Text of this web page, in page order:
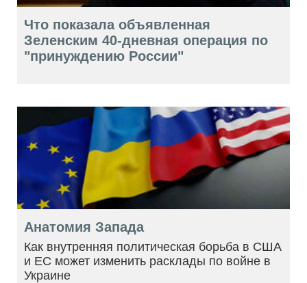
Что показала объявленная
Зеленским 40-дневная операция по
"принуждению России"
Анатомия Запада
Как внутренняя политическая борьба в США
и ЕС может изменить расклады по войне в
Украине